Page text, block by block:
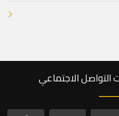
التواصل الاجتماعي